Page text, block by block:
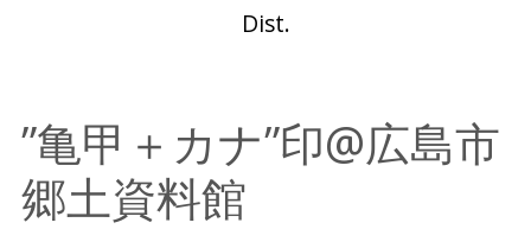
Dist.
”亀甲＋カナ”印@広島市
郷土資料館